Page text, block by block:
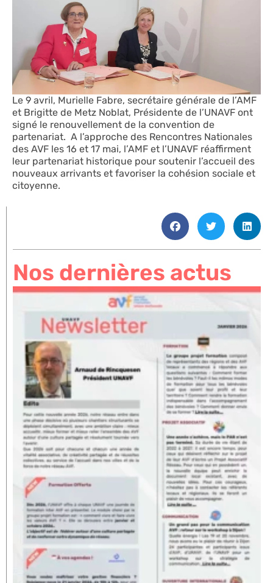
Le 9 avril, Murielle Fabre, secrétaire générale de l’AMF
et Brigitte de Metz Noblat, Présidente de l’UNAVF ont
signé le renouvellement de la convention de
partenariat. A l’approche des Rencontres Nationales
des AVF les 16 et 17 mai, l’AMF et l’UNAVF réaffirment
leur partenariat historique pour soutenir l’accueil des
nouveaux arrivants et favoriser la cohésion sociale et
citoyenne.
Nos dernières actus